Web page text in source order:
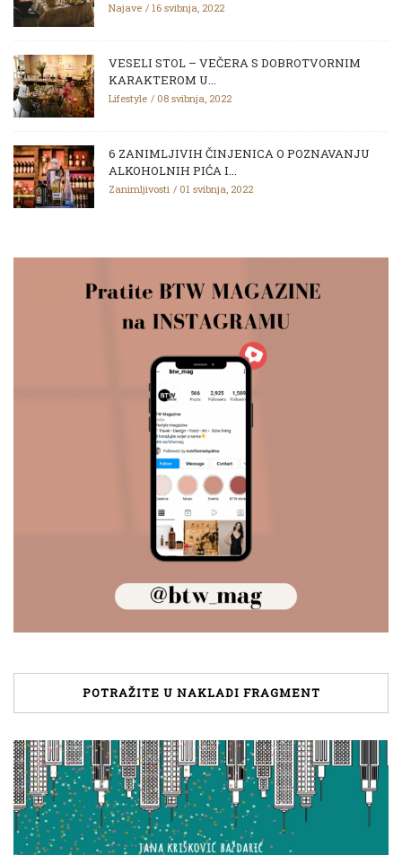
Najave 16 svibnja, 2022
VESELI STOL – VEČERA S DOBROTVORNIM
KARAKTEROM U...
Lifestyle 08 svibnja, 2022
6 ZANIMLJIVIH ČINJENICA O POZNAVANJU
ALKOHOLNIH PIĆA I...
Zanimljivosti 01 svibnja, 2022
POTRAŽITE U NAKLADI FRAGMENT